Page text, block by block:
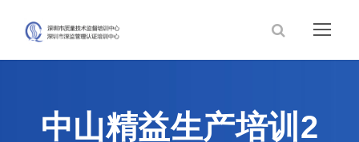
中山精益生产培训2